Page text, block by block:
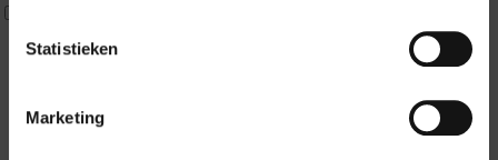
Statistieken
Marketing
Maatvoering
2 personen split